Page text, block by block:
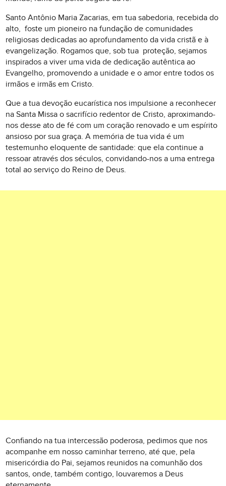
Santo Antônio Maria Zacarias, em tua sabedoria, recebida do
alto, foste um pioneiro na fundação de comunidades
religiosas dedicadas ao aprofundamento da vida cristã e à
evangelização. Rogamos que, sob tua proteção, sejamos
inspirados a viver uma vida de dedicação autêntica ao
Evangelho, promovendo a unidade e o amor entre todos os
irmãos e irmãs em Cristo.
Que a tua devoção eucarística nos impulsione a reconhecer
na Santa Missa o sacrifício redentor de Cristo, aproximando-
nos desse ato de fé com um coração renovado e um espírito
ansioso por sua graça. A memória de tua vida é um
testemunho eloquente de santidade: que ela continue a
ressoar através dos séculos, convidando-nos a uma entrega
total ao serviço do Reino de Deus.
Confiando na tua intercessão poderosa, pedimos que nos
acompanhe em nosso caminhar terreno, até que, pela
misericórdia do Pai, sejamos reunidos na comunhão dos
santos, onde, também contigo, louvaremos a Deus